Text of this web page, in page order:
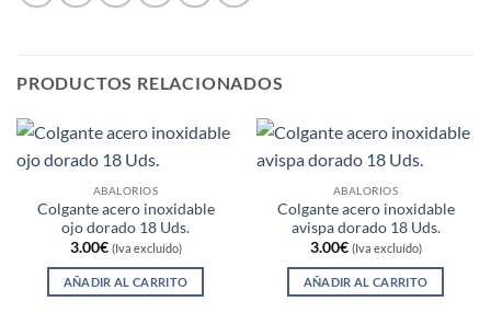
PRODUCTOS RELACIONADOS
ABALORIOS
Colgante acero inoxidable
ojo dorado 18 Uds.
3.00€ (Iva excluído)
AÑADIR AL CARRITO
ABALORIOS
Colgante acero inoxidable
avispa dorado 18 Uds.
3.00€ (Iva excluído)
AÑADIR AL CARRITO